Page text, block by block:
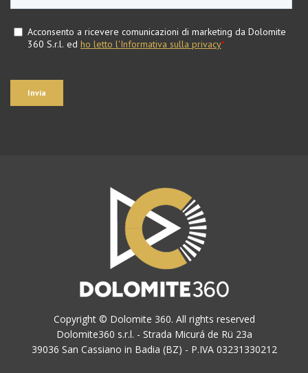
Copyright © Dolomite 360. All rights reserved
Dolomite360 s.r.l. - Strada Micurá de Rü 23a
39036 San Cassiano in Badia (BZ) - P.IVA 03231330212